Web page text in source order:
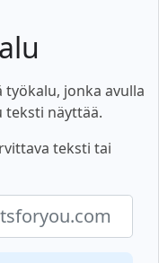
jonka avulla
näyttää.
teksti tai